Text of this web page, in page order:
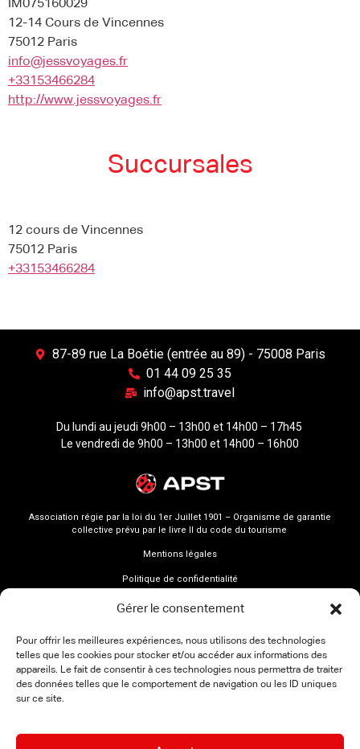
Gérer le consentement
Pour offrir les meilleures expériences, nous utilisons des technologies
telles que les cookies pour stocker et/ou accéder aux informations des
appareils. Le fait de consentir à ces technologies nous permettra de traiter
des données telles que le comportement de navigation ou les ID uniques
sur ce site.
IM075160029
12-14 Cours de Vincennes
75012 Paris
info@jessvoyages.fr
+33153466284
http://www.jessvoyages.fr
Succursales
12 cours de Vincennes
75012 Paris
+33153466284
87-89 rue La Boétie (entrée au 89) - 75008 Paris
01 44 09 25 35
info@apst.travel
Du lundi au jeudi 9h00 – 13h00 et 14h00 – 17h45
Le vendredi de 9h00 – 13h00 et 14h00 – 16h00
Association régie par la loi du 1er Juillet 1901 – Organisme de garantie
collective prévu par le livre II du code du tourisme
Mentions légales
Politique de confidentialité